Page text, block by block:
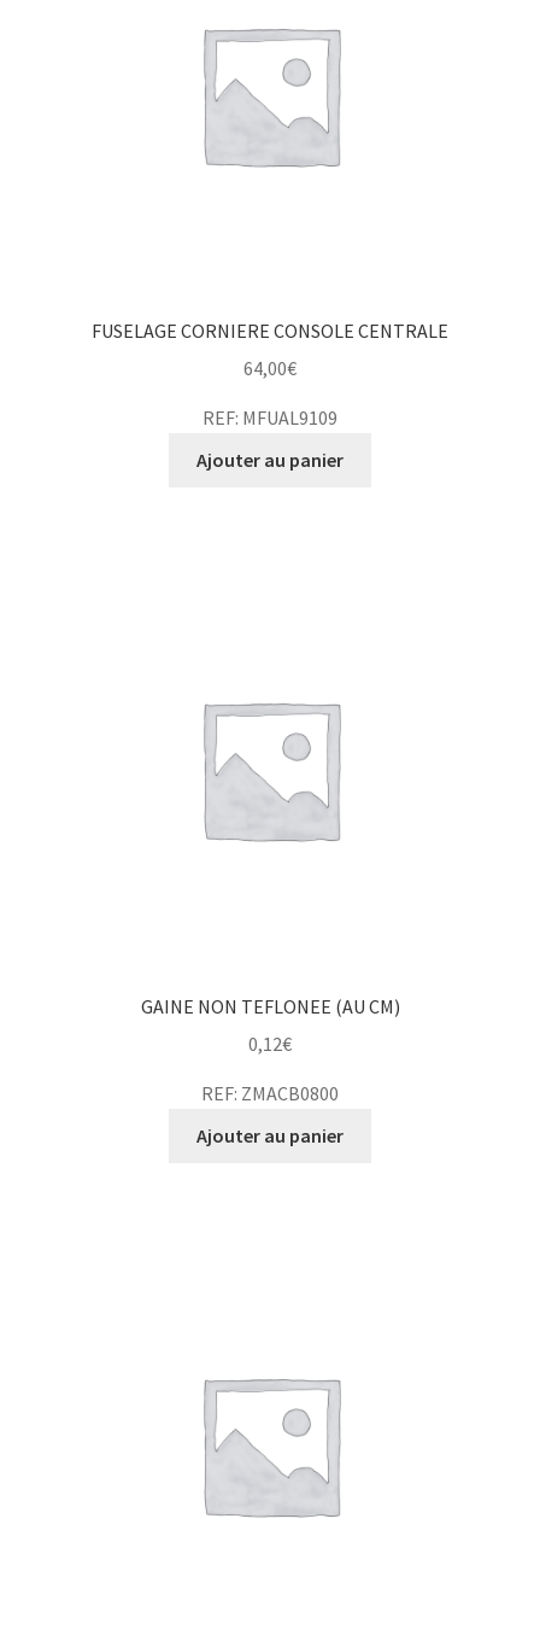
FUSELAGE CORNIERE CONSOLE CENTRALE
64,00€
REF: MFUAL9109
Ajouter au panier
GAINE NON TEFLONEE (AU CM)
0,12€
REF: ZMACB0800
Ajouter au panier